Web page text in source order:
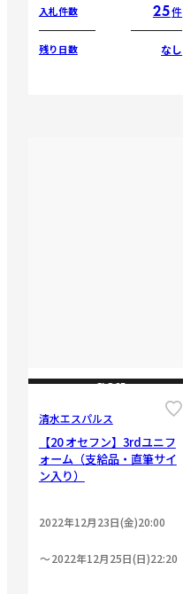
入札件数 25件
残り日数 なし
CLOSE
清水エスパルス
【20 オセフン】3rdユニフ
ォーム（支給品・直筆サイ
ン入り）
2022年12月23日(金)20:00
2022年12月25日(日)22:20